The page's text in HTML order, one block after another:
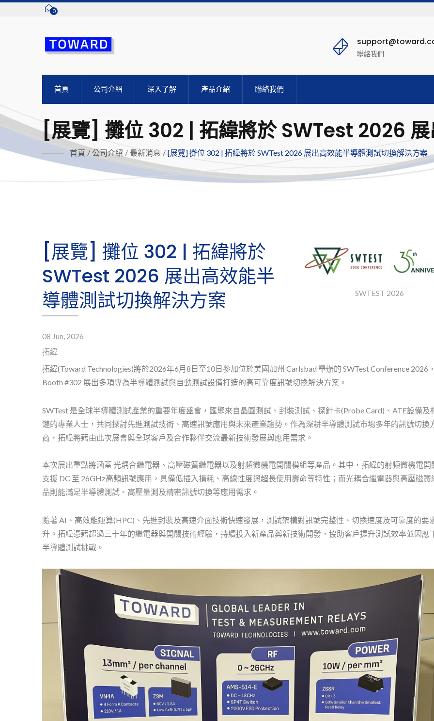
0
聯絡我們
首頁 公司介紹 深入了解 產品介紹 聯絡我們
[展覽] 攤位 302 | 拓緯將於 SWTest 2026
切換解決方案
首頁 / 公司介紹 / 最新消息 / [展覽] 攤位 302 | 拓緯將於 SWTest 2026 展出高效能半導體測試切換解決方案
SWTEST 2026
[展覽] 攤位 302 | 拓緯將於
SWTest 2026 展出高效能半
導體測試切換解決方案
08 Jun, 2026
拓緯
拓緯(Toward Technologies)將於2026年6月8日至10日參加位於美國加州 Carlsbad 舉辦的 SWTest Conference 2026
Booth #302 展出多項專為半導體測試與自動測試設備打造的高可靠度訊號切換解決方案。
SWTest 是全球半導體測試產業的重要年度盛會，匯聚來自晶圓測試、封裝測試、探針卡(Probe Card)、ATE設備及
鏈的專業人士，共同探討先進測試技術、高速訊號應用與未來產業趨勢。作為深耕半導體測試市場多年的訊號切換
商，拓緯將藉由此次展會與全球客戶及合作夥伴交流最新技術發展與應用需求。
本次展出重點將涵蓋 光耦合繼電器、高壓磁簧繼電器以及射頻微機電開關模組等產品。其中，拓緯的射頻微機電開
支援 DC 至 26GHz高頻訊號應用，具備低插入損耗、高線性度與超長使用壽命等特性；而光耦合繼電器與高壓磁簧
品則能滿足半導體測試、高壓量測及精密訊號切換等應用需求。
隨著 AI、高效能運算(HPC)、先進封裝及高速介面技術快速發展，測試架構對訊號完整性、切換速度及可靠度的要
升。拓緯憑藉超過三十年的繼電器與開關技術經驗，持續投入新產品與新技術開發，協助客戶提升測試效率並因應
半導體測試挑戰。
Reed Relays Opto-MOSFET Relays